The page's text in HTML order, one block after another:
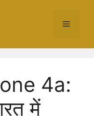
Menu
4a:
में